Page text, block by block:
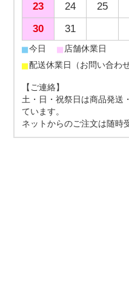
23
24 25
30
31
■今日 ■店舗休業日
■配送休業日（お問い合わ
【ご連絡】
土・日・祝祭日は商品発送
ています。
ネットからのご注文は随時